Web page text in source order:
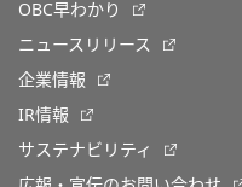
OBC早わかり
ニュースリリース
企業情報
IR情報
サステナビリティ